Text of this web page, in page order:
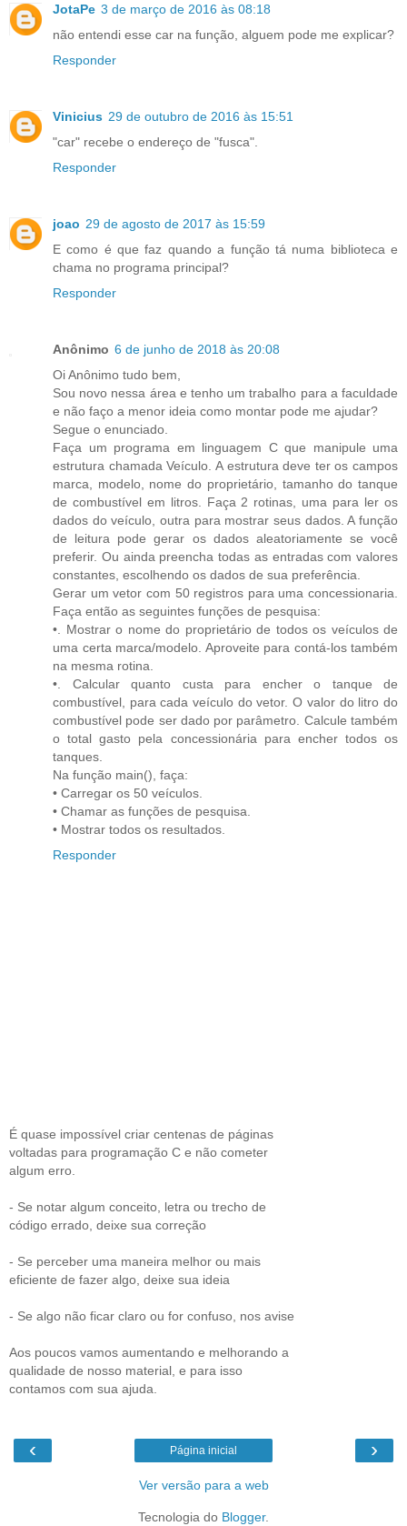
JotaPe 3 de março de 2016 às 08:18
não entendi esse car na função, alguem pode me explicar?
Responder
Vinicius 29 de outubro de 2016 às 15:51
"car" recebe o endereço de "fusca".
Responder
joao 29 de agosto de 2017 às 15:59
E como é que faz quando a função tá numa biblioteca e
chama no programa principal?
Responder
Anônimo 6 de junho de 2018 às 20:08
Oi Anônimo tudo bem,
Sou novo nessa área e tenho um trabalho para a faculdade
e não faço a menor ideia como montar pode me ajudar?
Segue o enunciado.
Faça um programa em linguagem C que manipule uma
estrutura chamada Veículo. A estrutura deve ter os campos
marca, modelo, nome do proprietário, tamanho do tanque
de combustível em litros. Faça 2 rotinas, uma para ler os
dados do veículo, outra para mostrar seus dados. A função
de leitura pode gerar os dados aleatoriamente se você
preferir. Ou ainda preencha todas as entradas com valores
constantes, escolhendo os dados de sua preferência.
Gerar um vetor com 50 registros para uma concessionaria.
Faça então as seguintes funções de pesquisa:
•. Mostrar o nome do proprietário de todos os veículos de
uma certa marca/modelo. Aproveite para contá-los também
na mesma rotina.
•. Calcular quanto custa para encher o tanque de
combustível, para cada veículo do vetor. O valor do litro do
combustível pode ser dado por parâmetro. Calcule também
o total gasto pela concessionária para encher todos os
tanques.
Na função main(), faça:
• Carregar os 50 veículos.
• Chamar as funções de pesquisa.
• Mostrar todos os resultados.
Responder
É quase impossível criar centenas de páginas
voltadas para programação C e não cometer
algum erro.
- Se notar algum conceito, letra ou trecho de
código errado, deixe sua correção
- Se perceber uma maneira melhor ou mais
eficiente de fazer algo, deixe sua ideia
- Se algo não ficar claro ou for confuso, nos avise
Aos poucos vamos aumentando e melhorando a
qualidade de nosso material, e para isso
contamos com sua ajuda.
‹ ›
Página inicial
Ver versão para a web
Tecnologia do Blogger.